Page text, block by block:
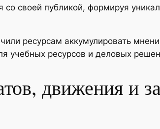
своей публикой, формируя
ресурсам аккумулировать
учебных ресурсов и деловых
движения и